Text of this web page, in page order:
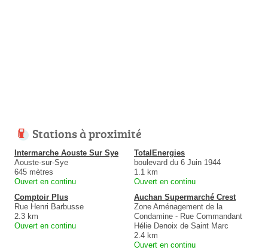
Stations à proximité
Intermarche Aouste Sur Sye
Aouste-sur-Sye
645 mètres
Ouvert en continu
TotalEnergies
boulevard du 6 Juin 1944
1.1 km
Ouvert en continu
Comptoir Plus
Rue Henri Barbusse
2.3 km
Ouvert en continu
Auchan Supermarché Crest
Zone Aménagement de la
Condamine - Rue Commandant
Hélie Denoix de Saint Marc
2.4 km
Ouvert en continu